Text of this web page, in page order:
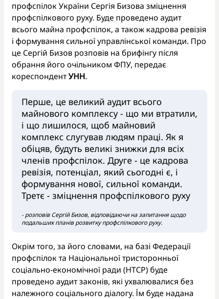
профспілок України Сергія Бизова зміцнення
профспілкового руху. Буде проведено аудит
всього майна профспілок, а також кадрова ревізія
і формування сильної управлінської команди. Про
це Сергій Бизов розповів на брифінгу після
обрання його очільником ФПУ, передає
кореспондентУНН.
Перше, це великий аудит всього
майнового комплексу - що ми втратили,
і що лишилося, щоб майновий
комплекс слугував людям праці. Як я
обіцяв, будуть великі знижки для всіх
членів профспілок. Друге - це кадрова
ревізія, потенціал, який сьогодні є, і
формування нової, сильної команди.
Третє - зміцнення профспілкового руху
- розповів Сергій Бизов, відповідаючи на запитання щодо
подальших планів розвитку профспілкового руху.
Окрім того, за його словами, на базі Федерації
профспілок та Національної тристоронньої
соціально-економічної ради (НТСР) буде
проведено аудит законів, які ухвалювалися без
належного соціального діалогу. Їм буде надана